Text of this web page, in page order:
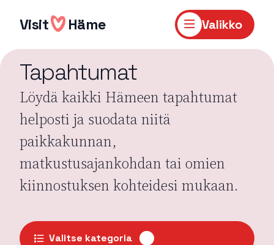
sisältöön
Visit Häme Valikko
Tapahtumat
Löydä kaikki Hämeen tapahtumat
helposti ja suodata niitä
paikkakunnan,
matkustusajankohdan tai omien
kiinnostuksen kohteidesi mukaan.
Valitse kategoria